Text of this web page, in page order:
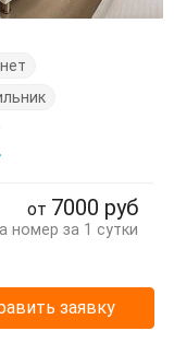
от 7000 руб
номер за 1 сутки
заявку